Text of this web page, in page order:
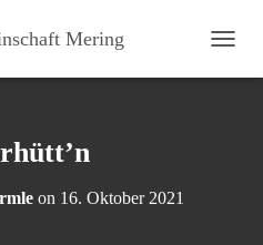
Mering
A
on 16. Oktober 2021